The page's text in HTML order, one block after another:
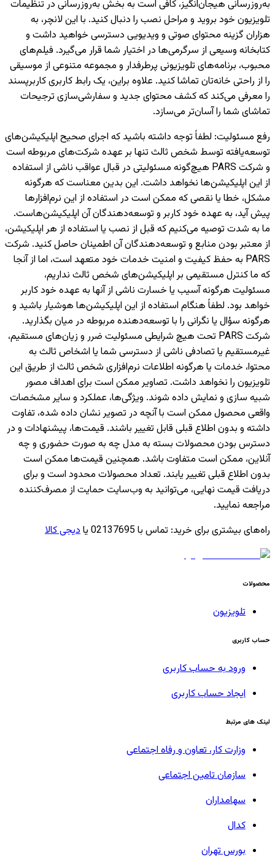
به‌روزرسانی هیجان‌انگیز، کافی است به بخش به‌روزرسانی در تنظیمات
تلویزیون خود بروید و مراحل نصب را دنبال کنید. با این لانچر، به
هزاران گزینه محتوای صوتی و ویدیویی دسترسی خواهید داشت و
کتابخانه وسیعی از سرگرمی‌ها در اختیار شما قرار می‌گیرد. فیلم‌های
محبوب، برنامه‌های تلویزیونی پرطرفدار و مجموعه متنوعی از موسیقی
را از راحتی خانه‌تان تماشا کنید. علاوه براین، یک رابط کاربری کاربرپسند
را معرفی می‌کند که کشف محتوای جدید و سفارشی‌سازی ترجیحات
تماشای شما را آسان‌تر می‌سازد.
رفع مسئولیت: لطفاً توجه داشته باشید که اجرای صحیح اپلیکیشن‌های
توسعه‌یافته توسط شخص ثالث تنها بر عهده شرکت‌های مربوطه است
و شرکت PARS هیچ‌گونه مسئولیتی در قبال عواقب ناشی از استفاده
از این اپلیکیشن‌ها نخواهد داشت. این بدین معناست که هرگونه
مشکل، خطا یا نقصی که ممکن است در استفاده از این نرم‌افزارها
پیش آید، به عهده خود کاربر و توسعه‌دهندگان آن اپلیکیشن‌هاست.
ما به شدت توصیه می‌کنیم که قبل از نصب یا استفاده از هر اپلیکیشن،
از معتبر بودن منابع و توسعه‌دهندگان آن اطمینان حاصل کنید. شرکت
PARS به حفظ کیفیت و امنیت خدمات خود متعهد است، اما از آنجا
که ما کنترل مستقیمی بر اپلیکیشن‌های شخص ثالث نداریم،
مسئولیت هرگونه آسیب یا خسارت ناشی از آنها به عهده خود کاربر
خواهد بود. لطفاً هنگام استفاده از این اپلیکیشن‌ها هوشیار باشید و
هرگونه سؤال یا نگرانی را با توسعه‌دهنده مربوطه در میان بگذارید.
شرکت PARS تحت هیچ شرایطی مسئولیت ضرر و زیان‌های مستقیم،
غیرمستقیم یا تصادفی ناشی از دسترسی شما یا اشخاص ثالث به
محتوا، خدمات یا هرگونه اطلاعات نرم‌افزاری شخص ثالث از طریق این
تلویزیون را نخواهد داشت. تصاویر ممکن است برای اهداف مصور
شبیه سازی و نمایش داده شوند. ویژگی‌ها، عملکرد و سایر مشخصات
واقعی محصول ممکن است با آنچه در تصویر نشان داده شده، تفاوت
داشته و بدون اطلاع قبلی قابل تغییر باشند. قیمت‌ها، پیشنهادات و در
دسترس بودن محصولات بسته به مدل چه به صورت حضوری و چه
آنلاین، ممکن است متفاوت باشد. همچنین قیمت‌ها ممکن است
بدون اطلاع قبلی تغییر یابند. تعداد محصولات محدود است و برای
دریافت قیمت نهایی، می‌توانید به وب‌سایت حمایت از مصرف‌کننده
مراجعه نمایید.
راه‌های بیشتری برای خرید: تماس با 02137695 یا دیجی کالا
محصولات
تلویزیون
حساب کاربری
ورود به حساب کاربری
ایجاد حساب کاربری
لینک های مرتبط
وزارت کار، تعاون و رفاه اجتماعی
سازمان تامین اجتماعی
سهامداران
کدال
بورس تهران